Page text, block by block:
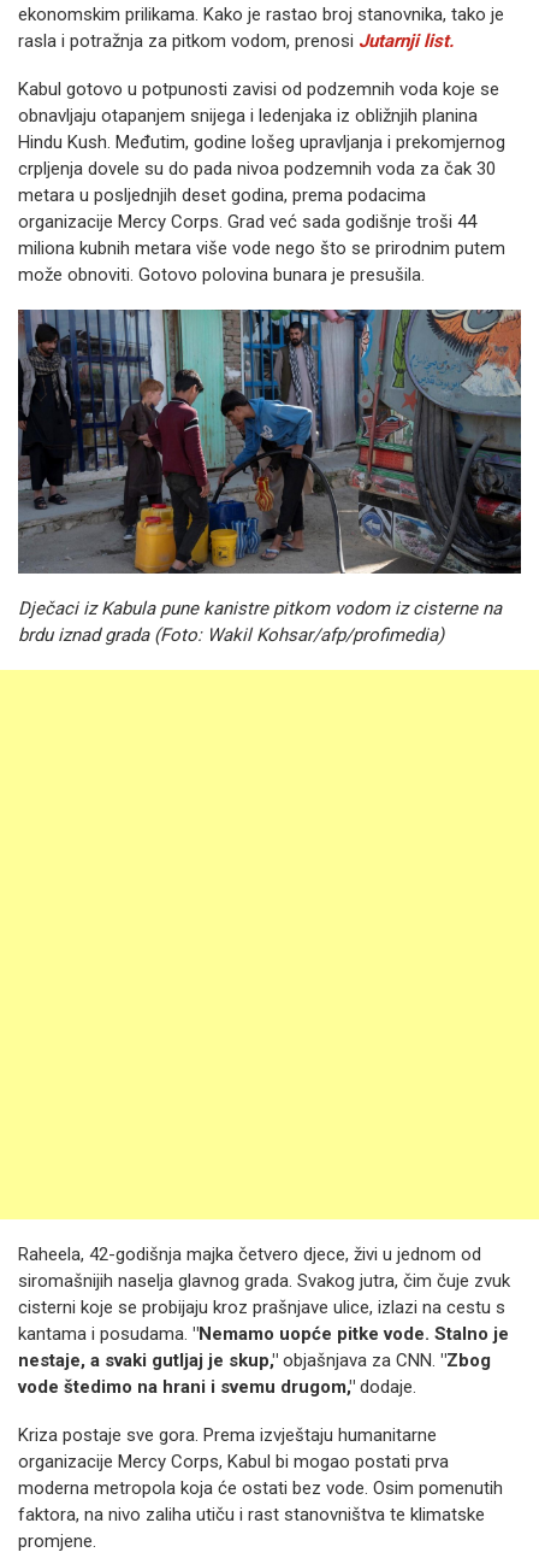
ekonomskim prilikama. Kako je rastao broj stanovnika, tako je
rasla i potražnja za pitkom vodom, prenosi Jutarnji list.
Kabul gotovo u potpunosti zavisi od podzemnih voda koje se
obnavljaju otapanjem snijega i ledenjaka iz obližnjih planina
Hindu Kush. Međutim, godine lošeg upravljanja i prekomjernog
crpljenja dovele su do pada nivoa podzemnih voda za čak 30
metara u posljednjih deset godina, prema podacima
organizacije Mercy Corps. Grad već sada godišnje troši 44
miliona kubnih metara više vode nego što se prirodnim putem
može obnoviti. Gotovo polovina bunara je presušila.
Dječaci iz Kabula pune kanistre pitkom vodom iz cisterne na
brdu iznad grada (Foto: Wakil Kohsar/afp/profimedia)
Raheela, 42-godišnja majka četvero djece, živi u jednom od
siromašnijih naselja glavnog grada. Svakog jutra, čim čuje zvuk
cisterni koje se probijaju kroz prašnjave ulice, izlazi na cestu s
kantama i posudama. "Nemamo uopće pitke vode. Stalno je
nestaje, a svaki gutljaj je skup," objašnjava za CNN. "Zbog
vode štedimo na hrani i svemu drugom," dodaje.
Kriza postaje sve gora. Prema izvještaju humanitarne
organizacije Mercy Corps, Kabul bi mogao postati prva
moderna metropola koja će ostati bez vode. Osim pomenutih
faktora, na nivo zaliha utiču i rast stanovništva te klimatske
promjene.